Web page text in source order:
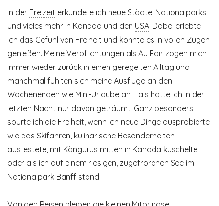
In der Freizeit erkundete ich neue Städte, Nationalparks
und vieles mehr in Kanada und den USA. Dabei erlebte
ich das Gefühl von Freiheit und konnte es in vollen Zügen
genießen. Meine Verpflichtungen als Au Pair zogen mich
immer wieder zurück in einen geregelten Alltag und
manchmal fühlten sich meine Ausflüge an den
Wochenenden wie Mini-Urlaube an – als hätte ich in der
letzten Nacht nur davon geträumt. Ganz besonders
spürte ich die Freiheit, wenn ich neue Dinge ausprobierte
wie das Skifahren, kulinarische Besonderheiten
austestete, mit Kängurus mitten in Kanada kuschelte
oder als ich auf einem riesigen, zugefrorenen See im
Nationalpark Banff stand.
Von den Reisen bleiben die kleinen Mitbringsel